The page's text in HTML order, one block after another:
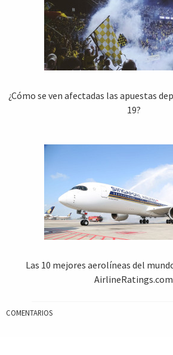
¿Cómo se ven afectadas las apuestas
19?
Las 10 mejores aerolíneas del
AirlineRatings.com
COMENTARIOS